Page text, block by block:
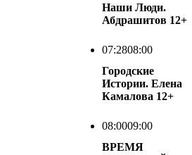
Наши Люди.
Абдрашитов 12+
07:2808:00
Городские
Истории. Елена
Камалова 12+
08:0009:00
ВРЕМЯ